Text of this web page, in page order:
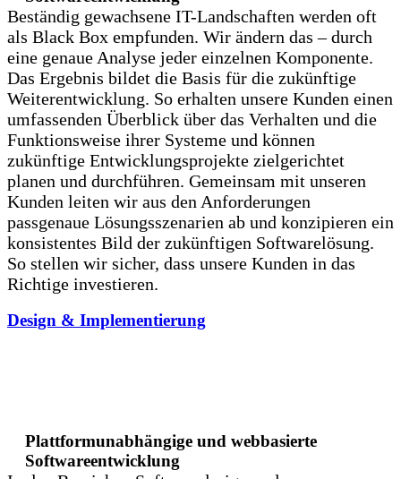
Beständig gewachsene IT-Landschaften werden oft
als Black Box empfunden. Wir ändern das – durch
eine genaue Analyse jeder einzelnen Komponente.
Das Ergebnis bildet die Basis für die zukünftige
Weiterentwicklung. So erhalten unsere Kunden einen
umfassenden Überblick über das Verhalten und die
Funktionsweise ihrer Systeme und können
zukünftige Entwicklungsprojekte zielgerichtet
planen und durchführen. Gemeinsam mit unseren
Kunden leiten wir aus den Anforderungen
passgenaue Lösungsszenarien ab und konzipieren ein
konsistentes Bild der zukünftigen Softwarelösung.
So stellen wir sicher, dass unsere Kunden in das
Richtige investieren.
Design & Implementierung
Plattformunabhängige und webbasierte
Softwareentwicklung